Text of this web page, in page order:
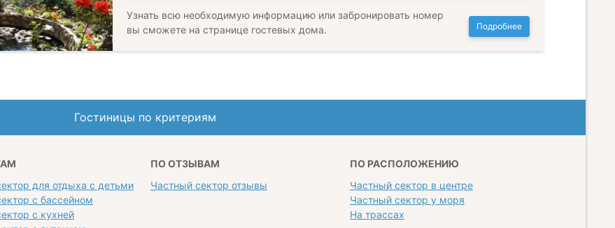
Узнать всю необходимую информацию или забронировать номер
вы сможете на странице гостевых дома.
Подробнее
Гостиницы по критериям
для отдыха с детьми
с бассейном
с кухней
ПО ОТЗЫВАМ
Частный сектор отзывы
ПО РАСПОЛОЖЕНИЮ
Частный сектор в центре
Частный сектор у моря
На трассах